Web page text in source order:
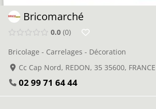
Bricomarché
0.0 0
Bricolage - Carrelages - Décoration
Cc Cap Nord, REDON, 35 35600, FRANCE
02 99 71 64 44